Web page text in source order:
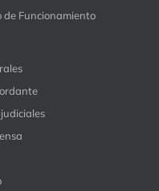
de Funcionamiento